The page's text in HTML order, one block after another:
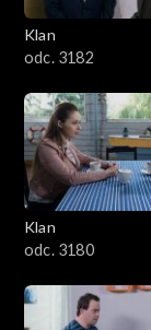
1301–1400
1201–1300
1101–1200
1001–1100
901–1000
801–900
Klan
odc. 3182
Klan
odc. 3180